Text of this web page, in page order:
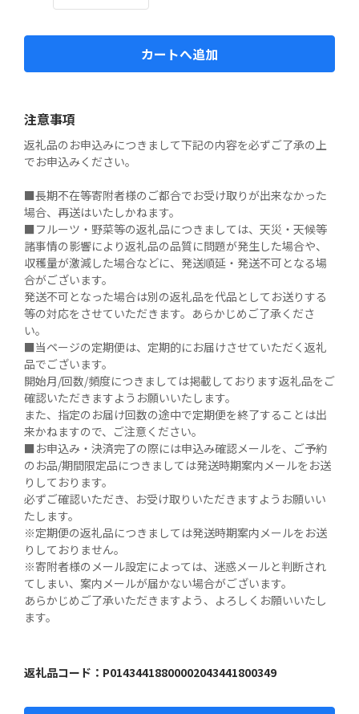
カートへ追加
注意事項
返礼品のお申込みにつきまして下記の内容を必ずご了承の上
でお申込みください。
■長期不在等寄附者様のご都合でお受け取りが出来なかった
場合、再送はいたしかねます。
■フルーツ・野菜等の返礼品につきましては、天災・天候等
諸事情の影響により返礼品の品質に問題が発生した場合や、
収穫量が激減した場合などに、発送順延・発送不可となる場
合がございます。
発送不可となった場合は別の返礼品を代品としてお送りする
等の対応をさせていただきます。あらかじめご了承くださ
い。
■当ページの定期便は、定期的にお届けさせていただく返礼
品でございます。
開始月/回数/頻度につきましては掲載しております返礼品をご
確認いただきますようお願いいたします。
また、指定のお届け回数の途中で定期便を終了することは出
来かねますので、ご注意ください。
■お申込み・決済完了の際には申込み確認メールを、ご予約
のお品/期間限定品につきましては発送時期案内メールをお送
りしております。
必ずご確認いただき、お受け取りいただきますようお願いい
たします。
※定期便の返礼品につきましては発送時期案内メールをお送
りしておりません。
※寄附者様のメール設定によっては、迷惑メールと判断され
てしまい、案内メールが届かない場合がございます。
あらかじめご了承いただきますよう、よろしくお願いいたし
ます。
返礼品コード： P01434418800002043441800349